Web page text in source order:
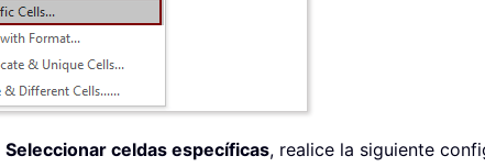
Seleccionar celdas específicas, realice la siguiente